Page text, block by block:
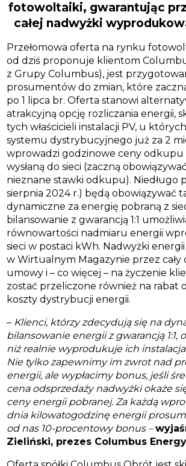
fotowoltaiki, gwarantując
całej nadwyżki
Przełomowa oferta na rynku
od dziś proponuje klientom
z Grupy Columbus), jest
prosumentów do zmian, które
po 1 lipca br. Oferta stanowi
atrakcyjną opcję rozliczania energii,
tych właścicieli instalacji PV, u
systemu dystrybucyjnego już za 2
wprowadzi godzinowe ceny odkupu
wysłaną do sieci (zaczną
nieznane stawki odkupu). Niedługo
sierpnia 2024 r.) będą obowiązywać
dynamiczne za energię pobraną z
bilansowanie z gwarancją 1:1
równowartości nadmiaru energii
sieci w postaci kWh. Nadwyżki
w Wirtualnym Magazynie przez cały
umowy i – co więcej – na życzenie
zostać przeliczone również na rabat
koszty dystrybucji energii.
– Klienci, którzy zdecydują się na
bilansowanie energii z gwarancją 1:1,
niż realnie wyprodukuje ich
Nie tylko zapewnimy im zwrot nad
energii, ale wypłacimy bonus, jeśli
cena odsprzedaży nadwyżki okaże
ceny energii pobranej. Za każdą
dnia kilowatogodzinę energii
od nas 10-procentowy bonus –
Zieliński, prezes Columbus